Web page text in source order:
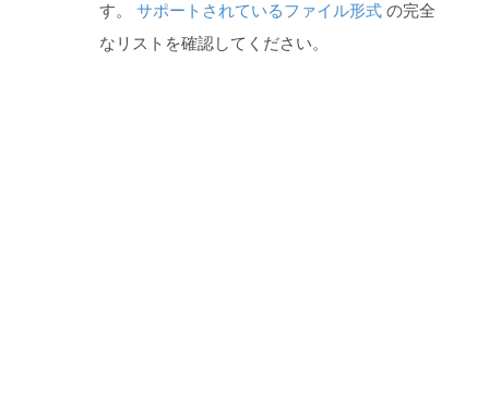
す。 サポートされているファイル形式 の完全
なリストを確認してください。